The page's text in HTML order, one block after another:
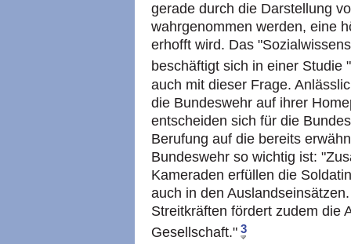
gerade durch die Darstellung
wahrgenommen werden, eine
erhofft wird. Das
beschäftigt sich in einer Studie
auch mit dieser Frage.
die Bundeswehr auf ihrer
entscheiden sich für die
Berufung auf die bereits
Bundeswehr so wichtig ist:
Kameraden erfüllen die
auch in den
Streitkräften fördert zudem die
Gesellschaft." 3